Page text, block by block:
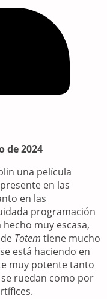
de 2024
una película
en las
en las
programación
muy escasa,
Totem tiene mucho
está haciendo en
muy potente tanto
ruedan como por